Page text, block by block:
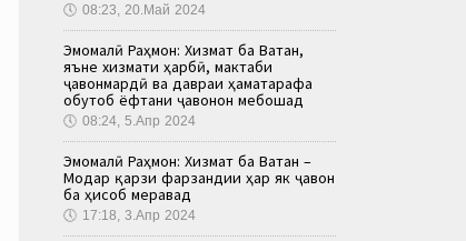
🕔 08:23, 20.Май 2024
Эмомалӣ Раҳмон: Хизмат ба Ватан,
яъне хизмати ҳарбӣ, мактаби
ҷавонмардӣ ва давраи ҳаматарафа
обутоб ёфтани ҷавонон мебошад
🕔 08:24, 5.Апр 2024
Эмомалӣ Раҳмон: Хизмат ба Ватан –
Модар қарзи фарзандии ҳар як ҷавон
ба ҳисоб меравад
🕔 17:18, 3.Апр 2024